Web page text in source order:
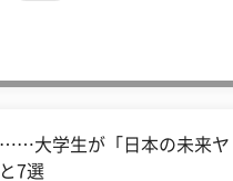
大学生が「日本の未来ヤ
7選